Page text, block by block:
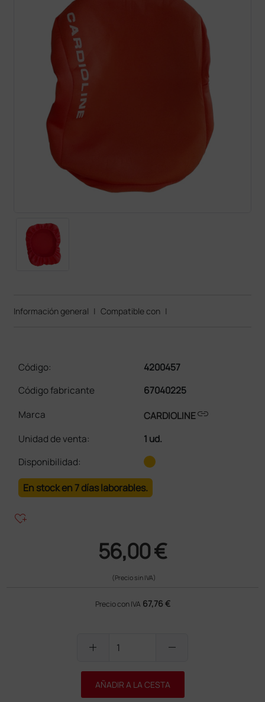
Información general | Compatible con |
Código:
4200457
Código fabricante
67040225
Marca
CARDIOLINElink
Unidad de venta:
1 ud.
Disponibilidad:
En stock en 7 días laborables.
heart_plus
56,00 €
(Precio sin IVA)
Precio con IVA 67,76 €
add remove
AÑADIR A LA CESTA